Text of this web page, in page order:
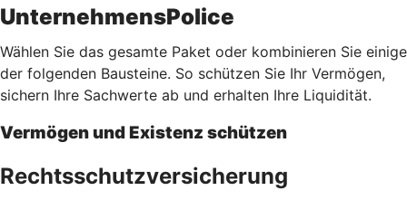
UnternehmensPolice
Wählen Sie das gesamte Paket oder kombinieren Sie einige
der folgenden Bausteine. So schützen Sie Ihr Vermögen,
sichern Ihre Sachwerte ab und erhalten Ihre Liquidität.
Vermögen und Existenz schützen
Rechtsschutzversicherung